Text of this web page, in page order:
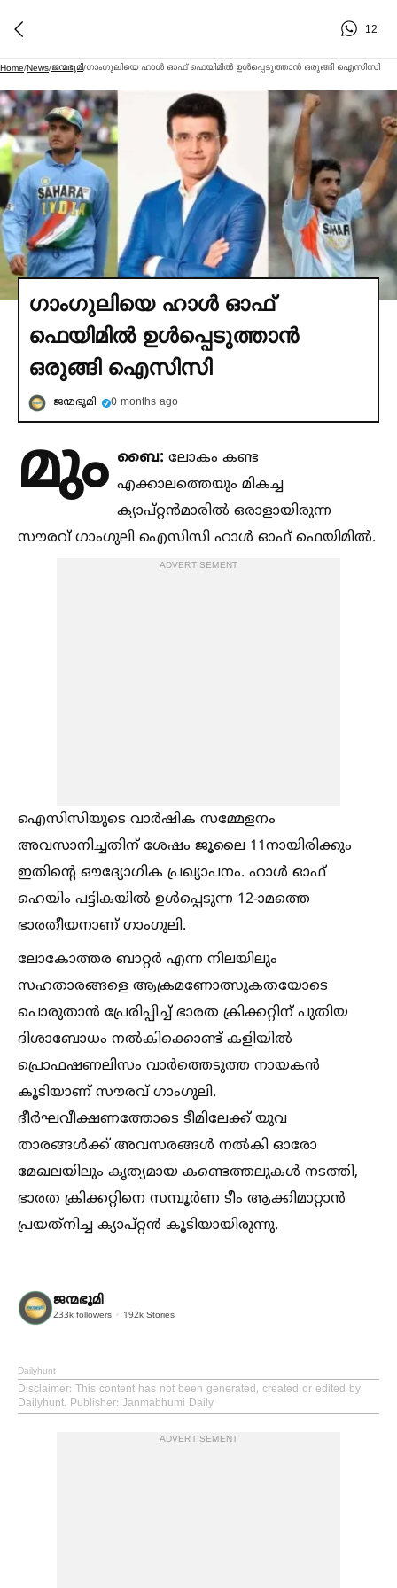
12
Home/News/ജന്മഭൂമി/ഗാംഗുലിയെ ഹാള്‍ ഓഫ് ഫെയിമില്‍ ഉള്‍പ്പെടുത്താന്‍ ഒരുങ്ങി ഐസിസി
ഗാംഗുലിയെ ഹാള്‍ ഓഫ്
ഫെയിമില്‍ ഉള്‍പ്പെടുത്താന്‍
ഒരുങ്ങി ഐസിസി
ജന്മഭൂമി 0 months ago
മും ബൈ: ലോകം കണ്ട
എക്കാലത്തെയും മികച്ച
ക്യാപ്റ്റന്‍മാരില്‍ ഒരാളായിരുന്ന
സൗരവ് ഗാംഗുലി ഐസിസി ഹാള്‍ ഓഫ് ഫെയിമില്‍.
ADVERTISEMENT
ഐസിസിയുടെ വാര്‍ഷിക സമ്മേളനം
അവസാനിച്ചതിന് ശേഷം ജൂലൈ 11നായിരിക്കും
ഇതിന്റെ ഔദ്യോഗിക പ്രഖ്യാപനം. ഹാള്‍ ഓഫ്
ഹെയിം പട്ടികയില്‍ ഉള്‍പ്പെടുന്ന 12-ാമത്തെ
ഭാരതീയനാണ് ഗാംഗുലി.
ലോകോത്തര ബാറ്റര്‍ എന്ന നിലയിലും
സഹതാരങ്ങളെ ആക്രമണോത്സുകതയോടെ
പൊരുതാന്‍ പ്രേരിപ്പിച്ച്‌ ഭാരത ക്രിക്കറ്റിന് പുതിയ
ദിശാബോധം നല്‍കിക്കൊണ്ട് കളിയില്‍
പ്രൊഫഷണലിസം വാര്‍ത്തെടുത്ത നായകന്‍
കൂടിയാണ് സൗരവ് ഗാംഗുലി.
ദീര്‍ഘവീക്ഷണത്തോടെ ടീമിലേക്ക് യുവ
താരങ്ങള്‍ക്ക് അവസരങ്ങള്‍ നല്‍കി ഓരോ
മേഖലയിലും കൃത്യമായ കണ്ടെത്തലുകള്‍ നടത്തി,
ഭാരത ക്രിക്കറ്റിനെ സമ്പൂര്‍ണ ടീം ആക്കിമാറ്റാന്‍
പ്രയത്‌നിച്ച ക്യാപ്റ്റന്‍ കൂടിയായിരുന്നു.
ജന്മഭൂമി
233k followers 192k Stories
Dailyhunt
Disclaimer: This content has not been generated, created or edited by
Dailyhunt. Publisher: Janmabhumi Daily
ADVERTISEMENT